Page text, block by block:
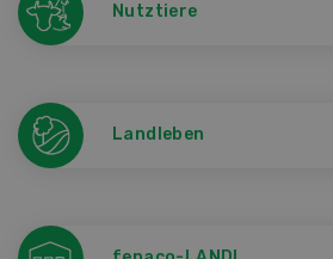
Nutztiere
Landleben